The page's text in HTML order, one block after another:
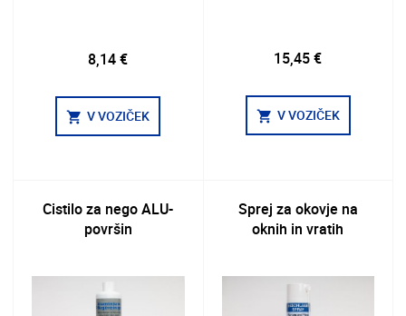
8,14 €
shopping_cart V VOZIČEK
15,45 €
shopping_cart V VOZIČEK
Cistilo za nego ALU-
površin
Sprej za okovje na
oknih in vratih